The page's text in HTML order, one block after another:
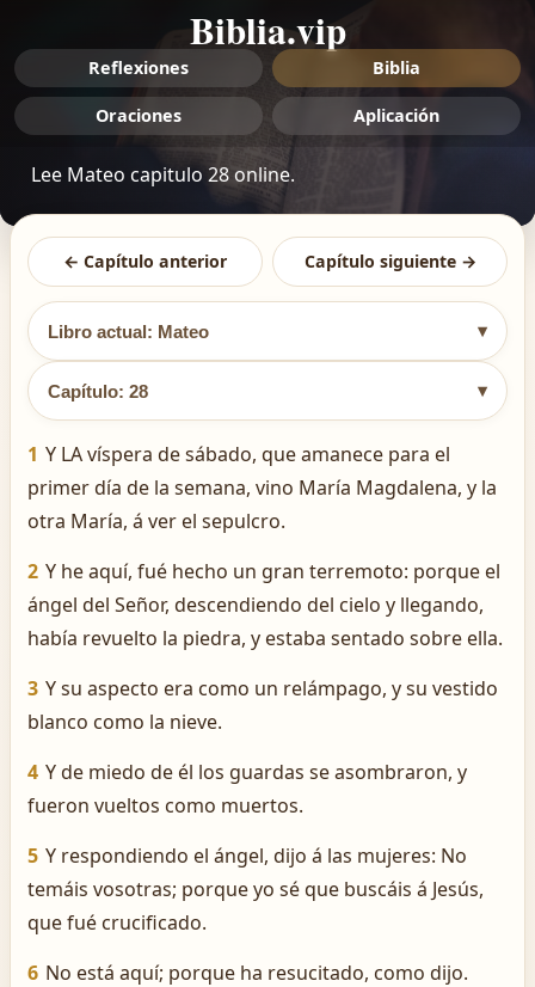
Biblia.vip
Reflexiones Biblia
Oraciones Aplicación
Lee Mateo capitulo 28 online.
← Capítulo anterior Capítulo siguiente →
Libro actual: Mateo ▾
Capítulo: 28 ▾
1 Y LA víspera de sábado, que amanece para el
primer día de la semana, vino María Magdalena, y la
otra María, á ver el sepulcro.
2 Y he aquí, fué hecho un gran terremoto: porque el
ángel del Señor, descendiendo del cielo y llegando,
había revuelto la piedra, y estaba sentado sobre ella.
3 Y su aspecto era como un relámpago, y su vestido
blanco como la nieve.
4 Y de miedo de él los guardas se asombraron, y
fueron vueltos como muertos.
5 Y respondiendo el ángel, dijo á las mujeres: No
temáis vosotras; porque yo sé que buscáis á Jesús,
que fué crucificado.
6 No está aquí; porque ha resucitado, como dijo.